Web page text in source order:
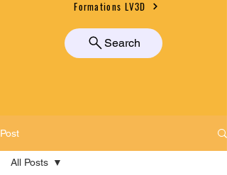
Formations LV3D
Search
Post
All Posts